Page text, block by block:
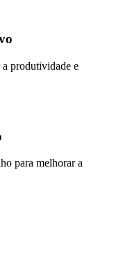
produtividade e
para melhorar a